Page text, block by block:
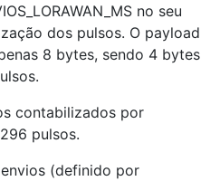
no seu
dos pulsos. O payload
8 bytes, sendo 4 bytes
contabilizados por
pulsos.
(definido por